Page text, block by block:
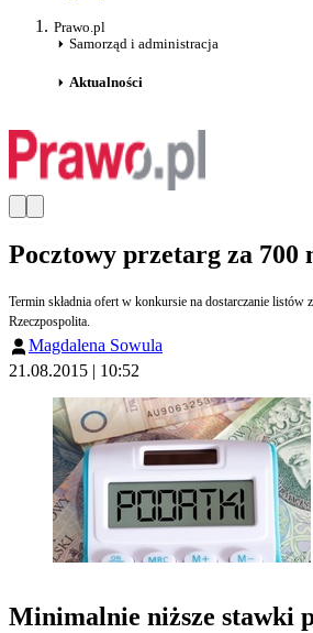
Prawo.pl
Samorząd i administracja
Aktualności
Pocztowy przetarg za 700
Termin składnia ofert w konkursie na dostarczanie
Rzeczpospolita.
Magdalena Sowula
21.08.2015 | 10:52
Minimalnie niższe stawki